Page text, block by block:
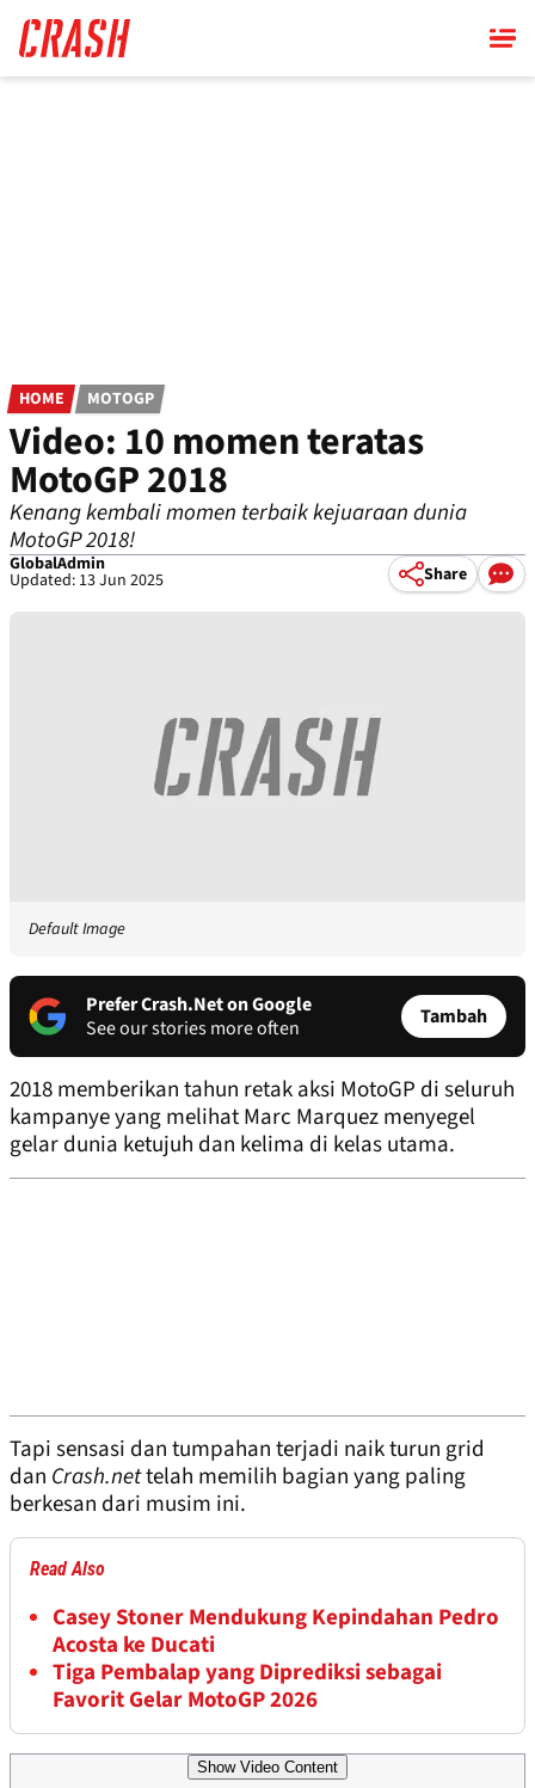
main
content
HOME MOTOGP
Video: 10 momen teratas
MotoGP 2018
Kenang kembali momen terbaik kejuaraan dunia
MotoGP 2018!
GlobalAdmin
Updated: 13 Jun 2025 Share
Default Image
Prefer Crash.Net on Google
See our stories more often
Tambah
2018 memberikan tahun retak aksi MotoGP di seluruh
kampanye yang melihat Marc Marquez menyegel
gelar dunia ketujuh dan kelima di kelas utama.
Tapi sensasi dan tumpahan terjadi naik turun grid
dan Crash.nettelah memilih bagian yang paling
berkesan dari musim ini.
Read Also
Casey Stoner Mendukung Kepindahan Pedro
Acosta ke Ducati
Tiga Pembalap yang Diprediksi sebagai
Favorit Gelar MotoGP 2026
Show Video Content